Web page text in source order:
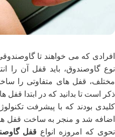
افرادی که می خواهند تا
نوع گاوصندوق، باید قفل آن را
مختلف، قفل های متفاوتی را
ذکر است تا بدانید که در ابتدا
کلیدی بودند که با پیشرفت
اضافه شد و منجر به ساخت قفل
نحوی که امروزه انواع قفل